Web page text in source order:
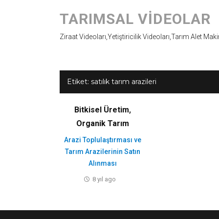
TARIMSAL VIDEOLAR
Ziraat Videoları,Yetiştiricilik Videoları,Tarım Alet
Etiket: satılık tarım arazileri
Bitkisel Üretim,
Organik Tarım
Arazi Toplulaştırması ve
Tarım Arazilerinin Satın
Alınması
8 yıl ago